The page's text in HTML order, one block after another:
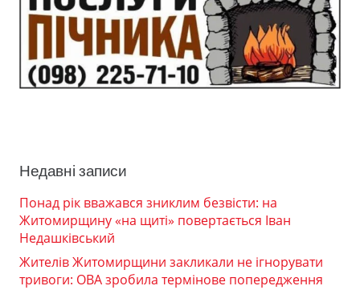
Недавні записи
Понад рік вважався зниклим безвісти: на
Житомирщину «на щиті» повертається Іван
Недашківський
Жителів Житомирщини закликали не ігнорувати
тривоги: ОВА зробила термінове попередження